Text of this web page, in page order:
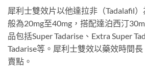
犀利士雙效片以他達拉非（Tadalafil
般為20mg至40mg，搭配達泊西汀
品包括Super Tadarise、Extra Super
Tadarise等。犀利士雙效以藥效時間
賣點。